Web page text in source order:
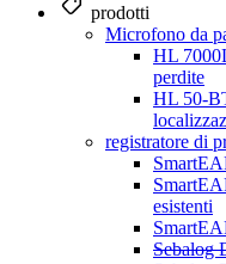
prodotti
Microfono da
HL 7000
perdite
HL 50-
registratore di
esistenti
Sebalog